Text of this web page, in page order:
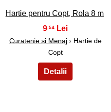
Hartie pentru Copt, Rola 8 m
9 ,54
Curatenie si Menaj› Hartie de
Copt